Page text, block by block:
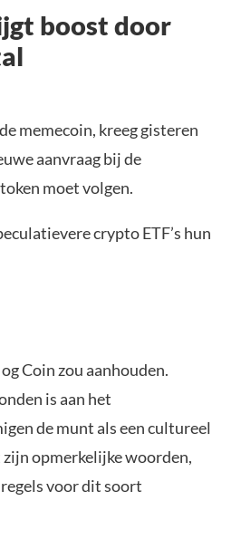
boost door
memecoin, kreeg gisteren
aanvraag bij de
moet volgen.
crypto ETF’s hun
Coin zou aanhouden.
is aan het
de munt als een cultureel
opmerkelijke woorden,
voor dit soort